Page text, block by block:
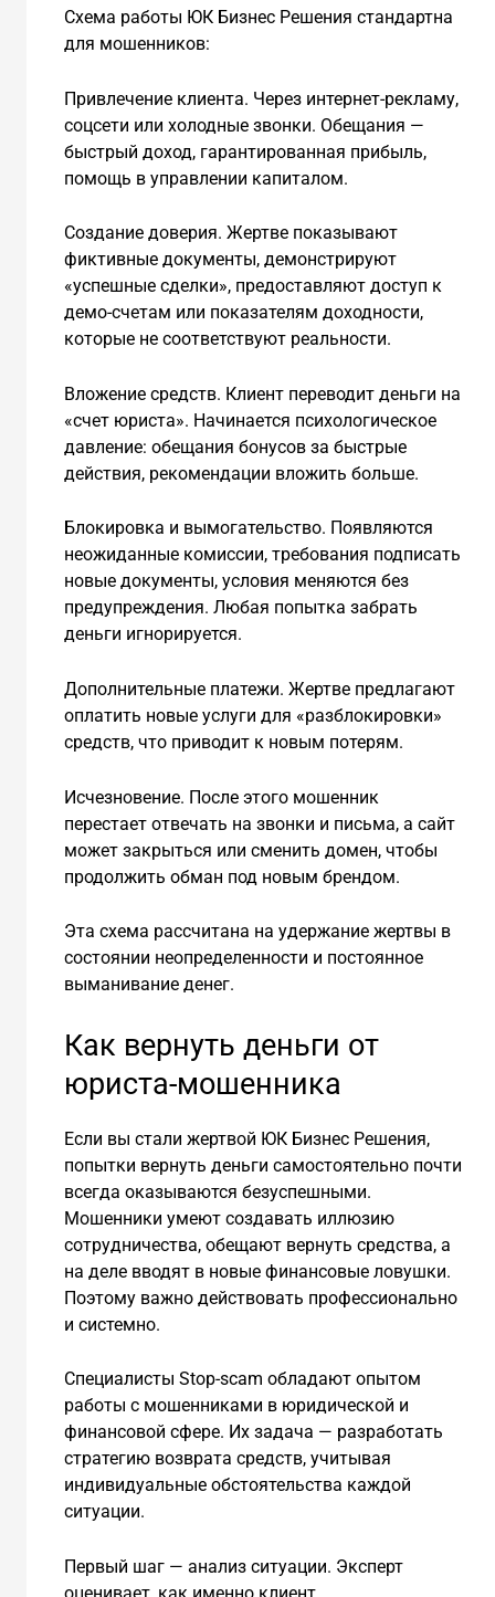
Схема работы ЮК Бизнес Решения стандартна
для мошенников:
Привлечение клиента. Через интернет-рекламу,
соцсети или холодные звонки. Обещания —
быстрый доход, гарантированная прибыль,
помощь в управлении капиталом.
Создание доверия. Жертве показывают
фиктивные документы, демонстрируют
«успешные сделки», предоставляют доступ к
демо-счетам или показателям доходности,
которые не соответствуют реальности.
Вложение средств. Клиент переводит деньги на
«счет юриста». Начинается психологическое
давление: обещания бонусов за быстрые
действия, рекомендации вложить больше.
Блокировка и вымогательство. Появляются
неожиданные комиссии, требования подписать
новые документы, условия меняются без
предупреждения. Любая попытка забрать
деньги игнорируется.
Дополнительные платежи. Жертве предлагают
оплатить новые услуги для «разблокировки»
средств, что приводит к новым потерям.
Исчезновение. После этого мошенник
перестает отвечать на звонки и письма, а сайт
может закрыться или сменить домен, чтобы
продолжить обман под новым брендом.
Эта схема рассчитана на удержание жертвы в
состоянии неопределенности и постоянное
выманивание денег.
Как вернуть деньги от
юриста-мошенника
Если вы стали жертвой ЮК Бизнес Решения,
попытки вернуть деньги самостоятельно почти
всегда оказываются безуспешными.
Мошенники умеют создавать иллюзию
сотрудничества, обещают вернуть средства, а
на деле вводят в новые финансовые ловушки.
Поэтому важно действовать профессионально
и системно.
Специалисты Stop-scam обладают опытом
работы с мошенниками в юридической и
финансовой сфере. Их задача — разработать
стратегию возврата средств, учитывая
индивидуальные обстоятельства каждой
ситуации.
Первый шаг — анализ ситуации. Эксперт